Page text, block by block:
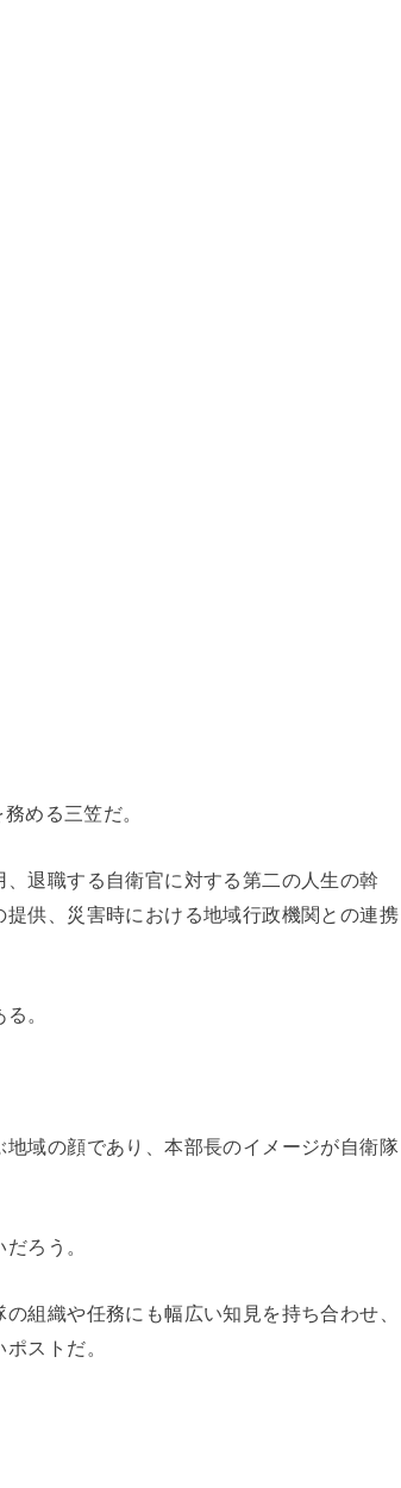
める三笠だ。
退職する自衛官に対する第二の人生の斡
供、災害時における地域行政機関との連携
。
域の顔であり、本部長のイメージが自衛隊
ろう。
組織や任務にも幅広い知見を持ち合わせ、
ストだ。